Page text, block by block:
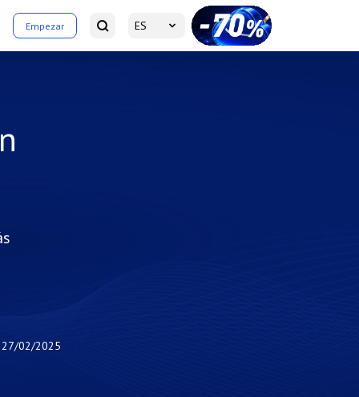
Empezar ES
27/02/2025